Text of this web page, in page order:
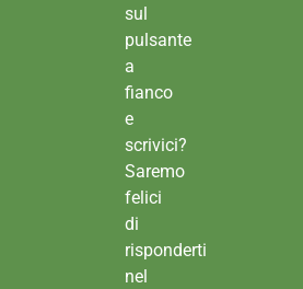
sul
pulsante
a
fianco
e
scrivici?
Saremo
felici
di
risponderti
nel